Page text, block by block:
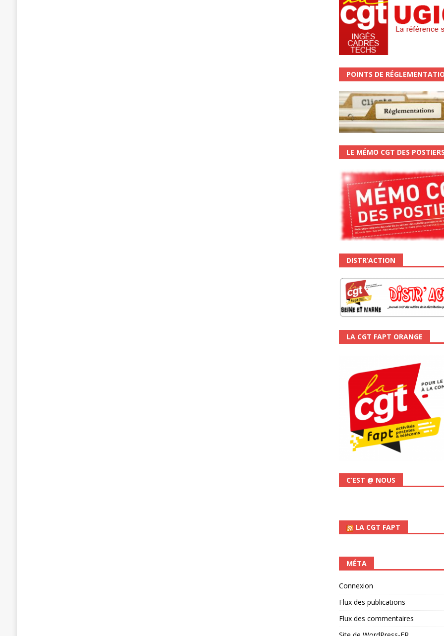
POINTS DE
LE MÉMO CGT DES
DISTR’ACTION
LA CGT FAPT ORANGE
C’EST @ NOUS
LA CGT FAPT
MÉTA
Connexion
Flux des publications
Flux des commentaires